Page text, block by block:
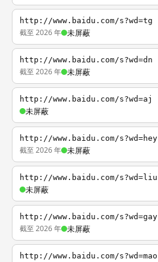
http://www.baidu.com/s?wd=tg
截至 2026 年 未屏蔽
http://www.baidu.com/s?wd=dn
截至 2026 年 未屏蔽
http://www.baidu.com/s?wd=aj
未屏蔽
http://www.baidu.com/s?wd=hey
截至 2026 年 未屏蔽
http://www.baidu.com/s?wd=liu
未屏蔽
http://www.baidu.com/s?wd=gay
截至 2026 年 未屏蔽
http://www.baidu.com/s?wd=mao